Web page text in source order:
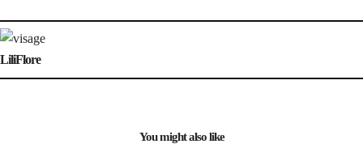
LiliFlore
You might also like